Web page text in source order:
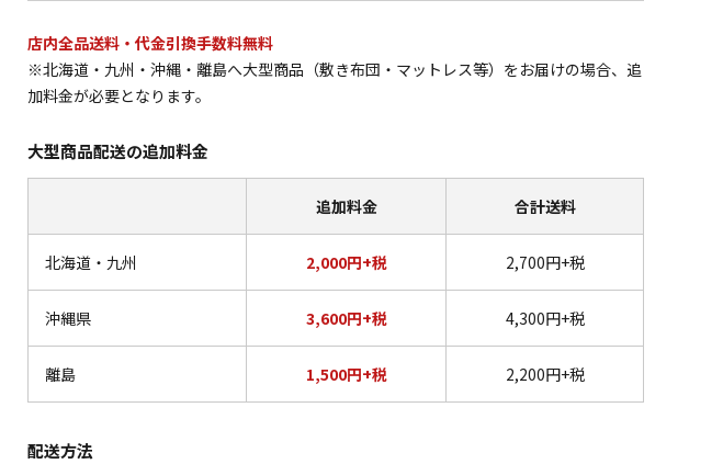
店内全品送料・代金引換手数料無料
※北海道・九州・沖縄・離島へ大型商品（敷き布団・マットレス等）をお届けの場合、追
加料金が必要となります。
大型商品配送の追加料金
追加料金 合計送料
北海道・九州 2,000円+税 2,700円+税
沖縄県 3,600円+税 4,300円+税
離島 1,500円+税 2,200円+税
配送方法